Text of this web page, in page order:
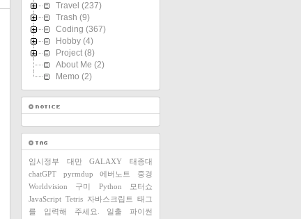
Travel (237)
Trash (9)
Coding (367)
Hobby (4)
Project (8)
About Me (2)
Memo (2)
임시정부 대만 GALAXY
태종대
chatGPT
pyrmdup 에버노트
중경
Worldvision
구미 Python
모터쇼
JavaScript Tetris 자바스크립트
태그
를 입력해 주세요.
일출
파이썬